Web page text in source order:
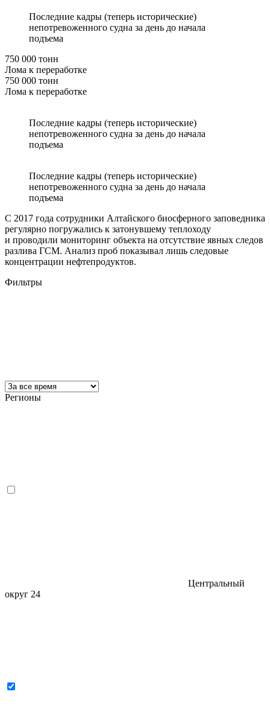
Последние кадры (теперь исторические)
непотревоженного судна за день до начала
подъема
750 000 тонн
Лома к переработке
750 000 тонн
Лома к переработке
Последние кадры (теперь исторические)
непотревоженного судна за день до начала
подъема
Последние кадры (теперь исторические)
непотревоженного судна за день до начала
подъема
С 2017 года сотрудники Алтайского биосферного заповедника
регулярно погружались к затонувшему теплоходу
и проводили мониторинг объекта на отсутствие явных следов
разлива ГСМ. Анализ проб показывал лишь следовые
концентрации нефтепродуктов.
Фильтры
Регионы
Центральный
округ 24